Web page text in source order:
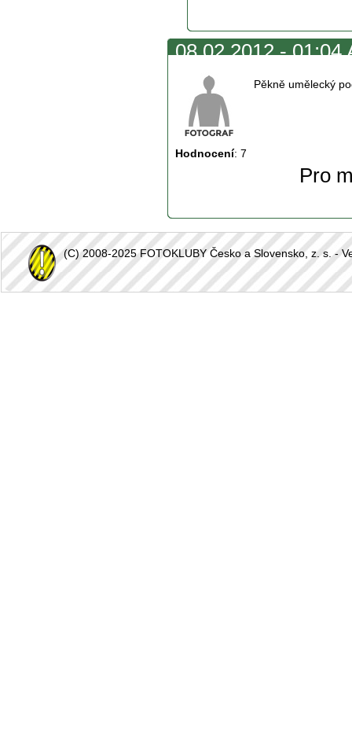
08.02.2012 - 01:04
Hodnocení: 7
Pěkně umělecký
Pro
(C) 2008-2025 FOTOKLUBY Česko a Slovensko, z. s. -